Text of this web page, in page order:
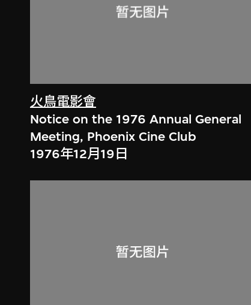
火鳥電影會
Notice on the 1976 Annual General
Meeting, Phoenix Cine Club
1976年12月19日